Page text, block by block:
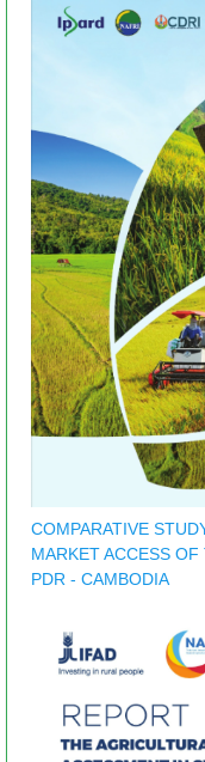
COMPARATIVE
MARKET ACCESS
PDR - CAMBODIA